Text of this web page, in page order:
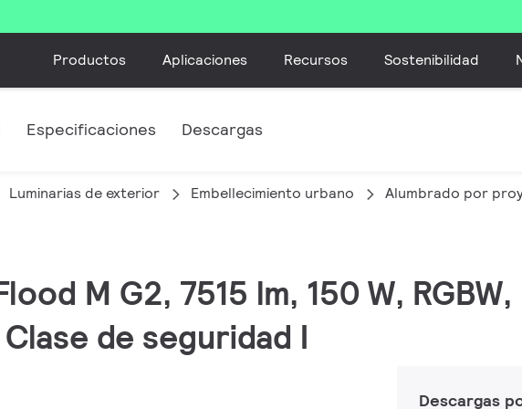
Productos Aplicaciones Recursos Sostenibilidad
Especificaciones Descargas
Luminarias de exterior Embellecimiento urbano Alumbrado por
M G2, 7515 lm, 150 W,
Clase de seguridad I
Descargas